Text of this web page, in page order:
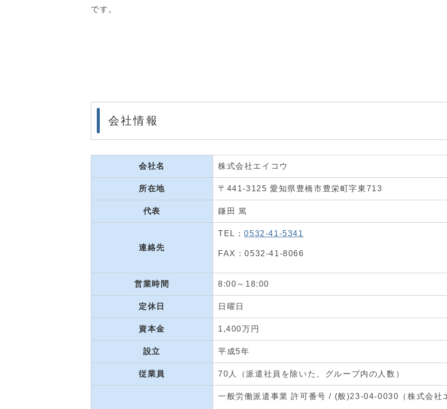
です。
会社情報
会社名 株式会社エイコウ
所在地 〒441-3125 愛知県豊橋市豊栄町字東713
代表 鎌田 篤
連絡先
TEL：0532-41-5341
FAX：0532-41-8066
営業時間 8:00～18:00
定休日 日曜日
資本金 1,400万円
設立 平成5年
従業員 70人（派遣社員を除いた、グループ内の人数）
一般労働派遣事業 許可番号 / (般)23-04-0030（株式会社